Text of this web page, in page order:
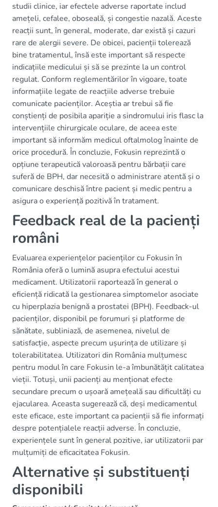
studii clinice, iar efectele adverse raportate includ
amețeli, cefalee, oboseală, și congestie nazală. Aceste
reacții sunt, în general, moderate, dar există și cazuri
rare de alergii severe. De obicei, pacienții tolerează
bine tratamentul, însă este important să respecte
indicațiile medicului și să se prezinte la un control
regulat. Conform reglementărilor în vigoare, toate
informațiile legate de reacțiile adverse trebuie
comunicate pacienților. Aceștia ar trebui să fie
conștienți de posibila apariție a sindromului iris flasc la
intervențiile chirurgicale oculare, de aceea este
important să informăm medicul oftalmolog înainte de
orice procedură. În concluzie, Fokusin reprezintă o
opțiune terapeutică valoroasă pentru bărbații care
suferă de BPH, dar necesită o administrare atentă și o
comunicare deschisă între pacient și medic pentru a
asigura o experiență pozitivă în tratament.
Feedback real de la pacienți
români
Evaluarea experiențelor pacienților cu Fokusin în
România oferă o lumină asupra efectului acestui
medicament. Utilizatorii raportează în general o
eficiență ridicată la gestionarea simptomelor asociate
cu hiperplazia benignă a prostatei (BPH). Feedback-ul
pacienților, disponibil pe forumuri și platforme de
sănătate, subliniază, de asemenea, nivelul de
satisfacție, aspecte precum ușurința de utilizare și
tolerabilitatea. Utilizatori din România mulțumesc
pentru modul în care Fokusin le-a îmbunătățit calitatea
vieții. Totuși, unii pacienți au menționat efecte
secundare precum o ușoară amețeală sau dificultăți cu
ejacularea. Aceasta sugerează că, deși medicamentul
este eficace, este important ca pacienții să fie informați
despre potențialele reacții adverse. În concluzie,
experiențele sunt în general pozitive, iar utilizatorii par
mulțumiți de eficacitatea Fokusin.
Alternative și substituenți
disponibili